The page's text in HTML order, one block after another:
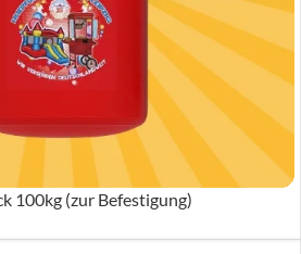
100kg (zur Befestigung)